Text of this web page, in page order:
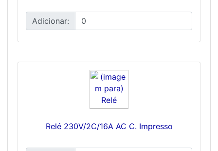
Adicionar:
Relé 230V/2C/16A AC C. Impresso